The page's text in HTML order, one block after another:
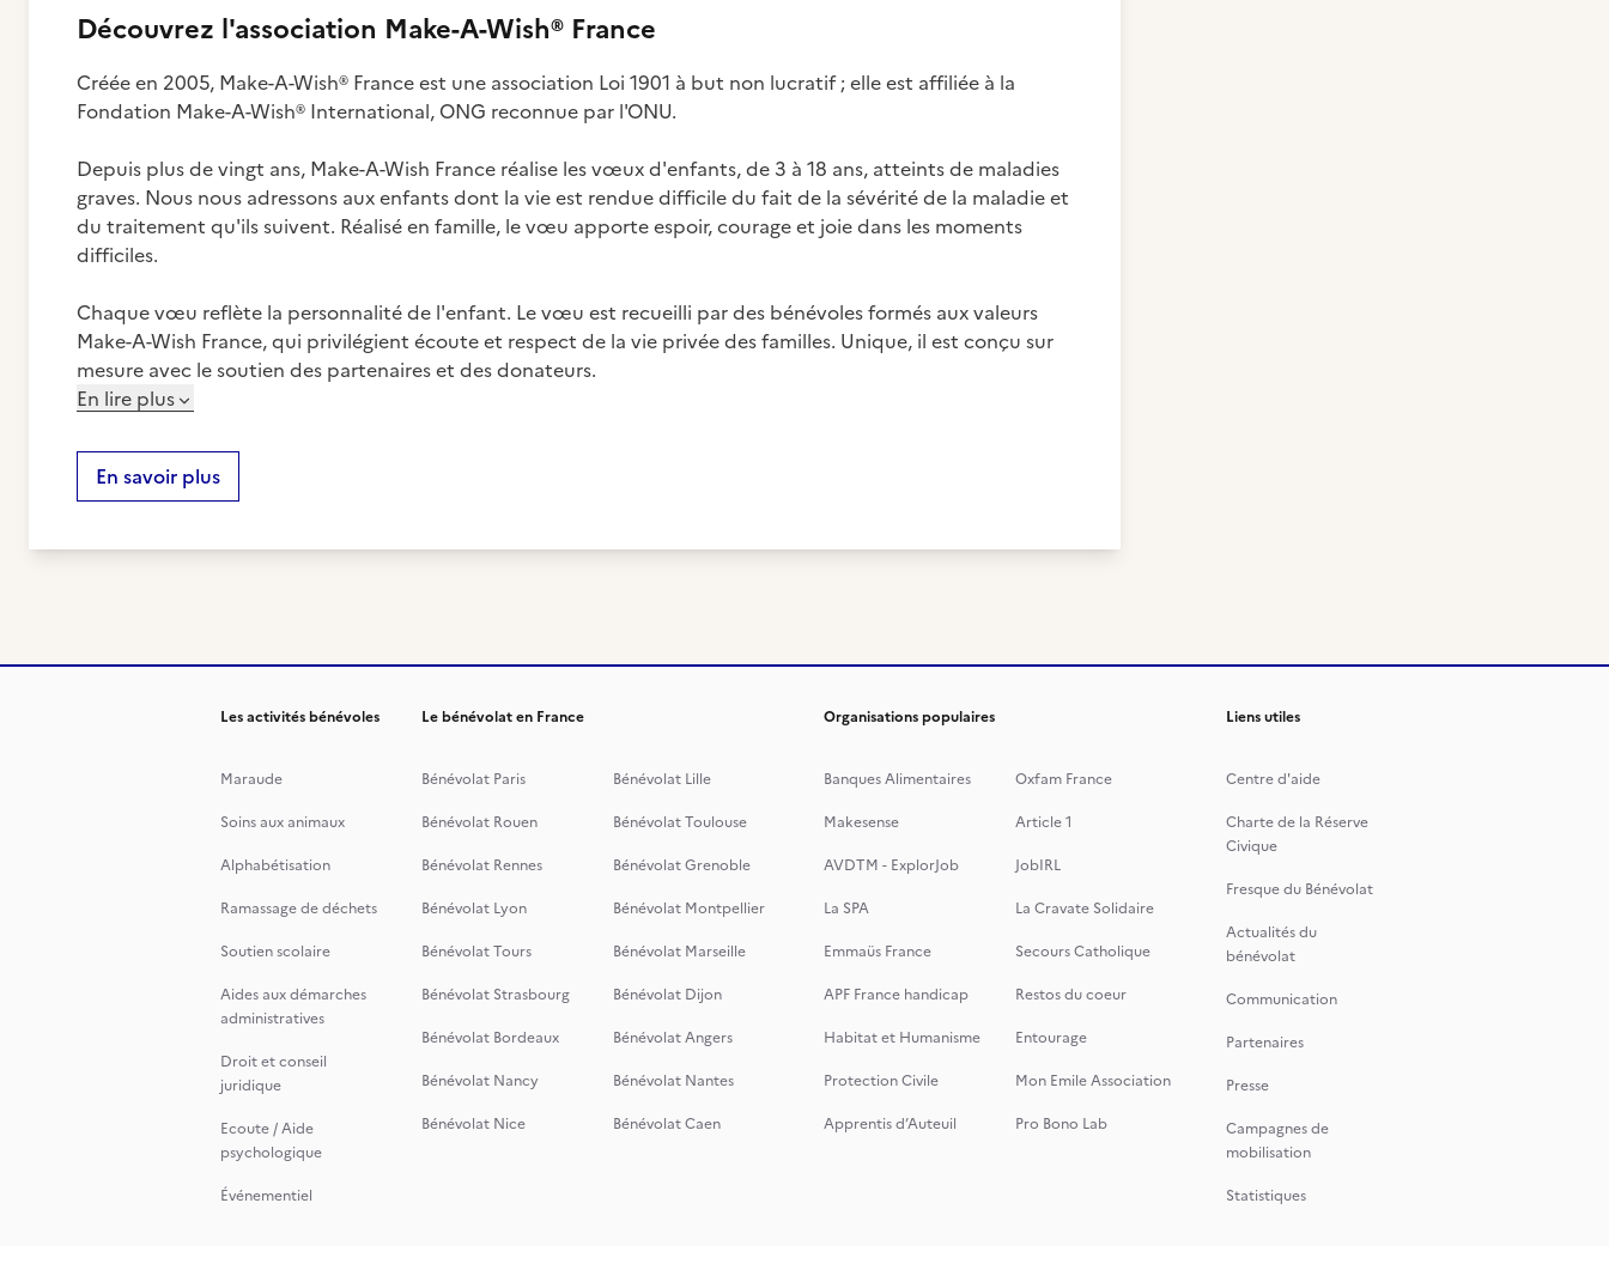
Découvrez l'association Make-A-Wish® France
Créée en 2005, Make-A-Wish® France est une association Loi 1901 à but non lucratif ; elle est affiliée à la
Fondation Make-A-Wish® International, ONG reconnue par l'ONU.
Depuis plus de vingt ans, Make-A-Wish France réalise les vœux d'enfants, de 3 à 18 ans, atteints de maladies
graves. Nous nous adressons aux enfants dont la vie est rendue difficile du fait de la sévérité de la maladie et
du traitement qu'ils suivent. Réalisé en famille, le vœu apporte espoir, courage et joie dans les moments
difficiles.
Chaque vœu reflète la personnalité de l'enfant. Le vœu est recueilli par des bénévoles formés aux valeurs
Make-A-Wish France, qui privilégient écoute et respect de la vie privée des familles. Unique, il est conçu sur
mesure avec le soutien des partenaires et des donateurs.
En lire plus
En savoir plus
Les activités bénévoles
Maraude
Soins aux animaux
Alphabétisation
Ramassage de déchets
Soutien scolaire
Aides aux démarches
administratives
Droit et conseil
juridique
Ecoute / Aide
psychologique
Événementiel
Le bénévolat en France
Bénévolat Paris
Bénévolat Lille
Bénévolat Rouen
Bénévolat Toulouse
Bénévolat Rennes
Bénévolat Grenoble
Bénévolat Lyon
Bénévolat Montpellier
Bénévolat Tours
Bénévolat Marseille
Bénévolat Strasbourg
Bénévolat Dijon
Bénévolat Bordeaux
Bénévolat Angers
Bénévolat Nancy
Bénévolat Nantes
Bénévolat Nice
Bénévolat Caen
Organisations populaires
Banques Alimentaires
Oxfam France
Makesense
Article 1
AVDTM - ExplorJob
JobIRL
La SPA
La Cravate Solidaire
Emmaüs France
Secours Catholique
APF France handicap
Restos du coeur
Habitat et Humanisme
Entourage
Protection Civile
Mon Emile Association
Apprentis d’Auteuil
Pro Bono Lab
Liens utiles
Centre d'aide
Charte de la Réserve
Civique
Fresque du Bénévolat
Actualités du
bénévolat
Communication
Partenaires
Presse
Campagnes de
mobilisation
Statistiques